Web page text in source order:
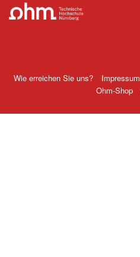
Wie erreichen Sie uns? Impressum
Ohm-Shop